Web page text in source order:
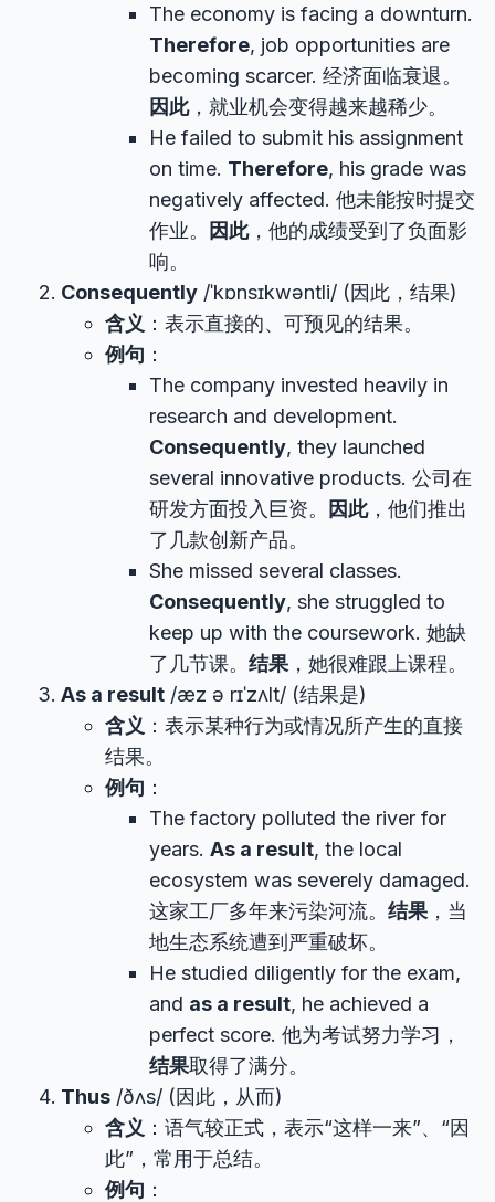
The economy is facing a downturn.
Therefore, job opportunities are
becoming scarcer. 经济面临衰退。
因此，就业机会变得越来越稀少。
He failed to submit his assignment
on time. Therefore, his grade was
negatively affected. 他未能按时提交
作业。
因此，他的成绩受到了负面影
响。
Consequently /ˈkɒnsɪkwəntli/ (因此，结果)
含义 ：表示直接的、可预见的结果。
例句 ：
The company invested heavily in
research and development.
Consequently, they launched
several innovative products. 公司在
研发方面投入巨资。
因此，他们推出
了几款创新产品。
She missed several classes.
Consequently, she struggled to
keep up with the coursework. 她缺
了几节课。 结果 ，她很难跟上课程。
As a result /æz ə rɪˈzʌlt/ (结果是)
含义 ：表示某种行为或情况所产生的直接
结果。
例句 ：
The factory polluted the river for
years. As a result, the local
ecosystem was severely damaged.
这家工厂多年来污染河流。 结果 ，当
地生态系统遭到严重破坏。
He studied diligently for the exam,
and as a result, he achieved a
perfect score. 他为考试努力学习，
结果取得了满分。
Thus /ðʌs/ (因此，从而)
含义 ：语气较正式，表示“这样一来”、“因
此”，常用于总结。
例句 ：